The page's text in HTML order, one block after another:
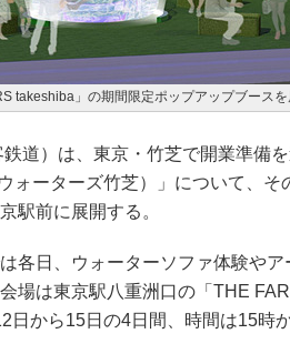
takeshiba」の期間限定ポップアップブース
道）は、東京・竹芝で開業準備
ォーターズ竹芝）」について、そ
駅前に展開する。
各日、ウォーターソファ体験やア
場は東京駅八重洲口の「THE
日から15日の4日間、時間は15時か